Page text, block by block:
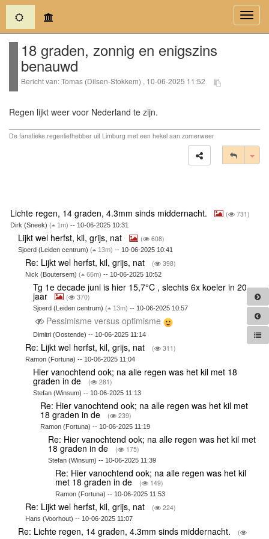
(current)
18 graden, zonnig en enigszins
benauwd
Bericht van: Tomas (Dilsen-Stokkem) , 10-06-2025 11:52
Regen lijkt weer voor Nederland te zijn.
De fanatieke regenliefhebber uit Limburg met een hekel aan zomerweer
Lichte regen, 14 graden, 4.3mm sinds middernacht. ( 731)
Dirk (Sneek) ( 1m) -- 10-06-2025 10:31
Lijkt wel herfst, kil, grijs, nat ( 608)
Sjoerd (Leiden centrum) ( 13m) -- 10-06-2025 10:41
Re: Lijkt wel herfst, kil, grijs, nat ( 398)
Nick (Boutersem)( 66m) -- 10-06-2025 10:52
Tg 1e decade juni is hier 15,7°C , slechts 6x koeler in 20
jaar ( 370)
Sjoerd (Leiden centrum) ( 13m) -- 10-06-2025 10:57
Pessimisme versus optimisme
Dimitri (Oostende) -- 10-06-2025 11:14
Re: Lijkt wel herfst, kil, grijs, nat ( 311)
Ramon (Fortuna) -- 10-06-2025 11:04
Hier vanochtend ook; na alle regen was het kil met 18
graden in de ( 281)
Stefan (Winsum) -- 10-06-2025 11:13
Re: Hier vanochtend ook; na alle regen was het kil met
18 graden in de ( 239)
Ramon (Fortuna) -- 10-06-2025 11:19
Re: Hier vanochtend ook; na alle regen was het kil met
18 graden in de ( 175)
Stefan (Winsum) -- 10-06-2025 11:39
Re: Hier vanochtend ook; na alle regen was het kil
met 18 graden in de ( 149)
Ramon (Fortuna) -- 10-06-2025 11:53
Re: Lijkt wel herfst, kil, grijs, nat ( 224)
Hans (Voorhout) -- 10-06-2025 11:07
Re: Lichte regen, 14 graden, 4.3mm sinds middernacht.
(